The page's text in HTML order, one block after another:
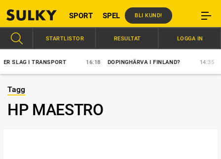
SPORT SPEL BLI KUND!
I TRANSPORT 16:18 DOPINGHÄRVA I FINLAND? 14:35
STARTLISTOR RESULTAT LOGGA IN
Tagg
HP MAESTRO